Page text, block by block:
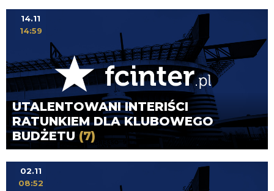
UTALENTOWANI INTERIŚCI
RATUNKIEM DLA KLUBOWEGO
BUDŻETU (7)
14.11
14:59
02.11
08:52